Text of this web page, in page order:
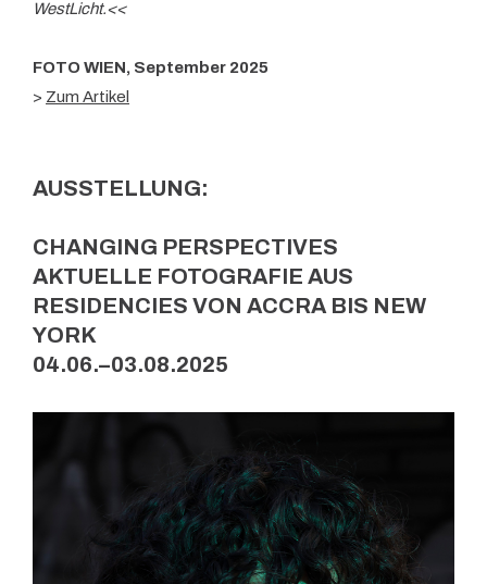
WestLicht.<<
FOTO WIEN, September 2025
> Zum Artikel
AUSSTELLUNG:
CHANGING PERSPECTIVES
AKTUELLE FOTOGRAFIE AUS
RESIDENCIES VON ACCRA BIS NEW
YORK
04.06.–03.08.2025